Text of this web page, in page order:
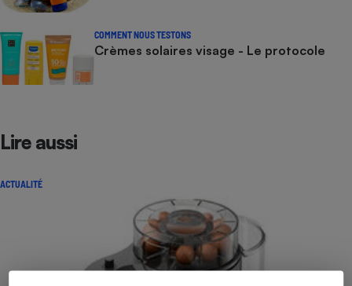
COMMENT NOUS TESTONS
Crèmes solaires visage - Le protocole
Lire aussi
ACTUALITÉ